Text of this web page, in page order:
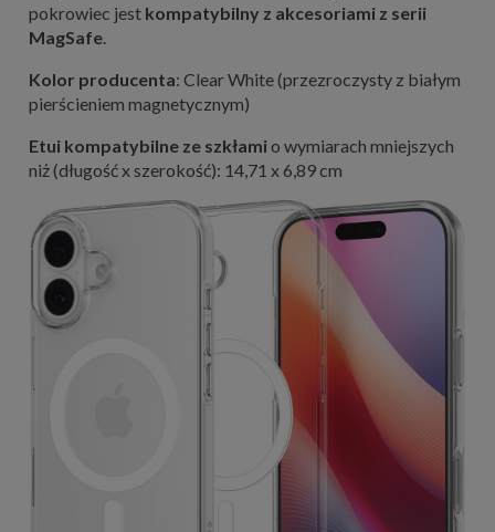
pokrowiec jest kompatybilny z akcesoriami z serii
MagSafe.
Kolor producenta: Clear White (przezroczysty z białym
pierścieniem magnetycznym)
Etui kompatybilne ze szkłamio wymiarach mniejszych
niż (długość x szerokość): 14,71 x 6,89 cm